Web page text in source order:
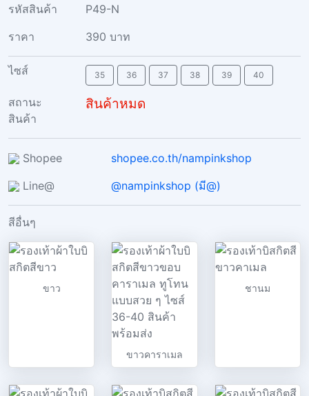
รหัสสินค้า
P49-N
ราคา
390 บาท
ไซส์ 35 36 37 38 39 40
สถานะ
สินค้า
สินค้าหมด
Shopee
shopee.co.th/nampinkshop
Line@
@nampinkshop (มี@)
สีอื่นๆ
ขาว
ขาวคาราเมล
ชานม